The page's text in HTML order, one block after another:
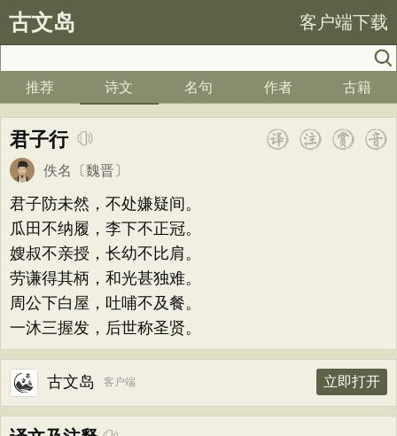
古文岛 客户端下载
推荐 诗文 名句 作者 古籍
君子行
佚名 〔魏晋〕
君子防未然，不处嫌疑间。
瓜田不纳履，李下不正冠。
嫂叔不亲授，长幼不比肩。
劳谦得其柄，和光甚独难。
周公下白屋，吐哺不及餐。
一沐三握发，后世称圣贤。
古文岛 客户端 立即打开